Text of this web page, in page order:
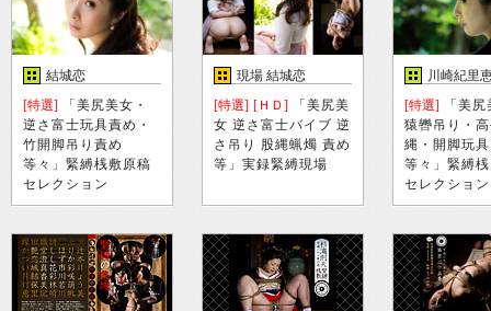
結城恋
[特選] 「美尻美女・
逆さ富士玩具責め・
竹開脚吊り責め
等々」緊縛桟敷原稿
セレクション
現場 結城恋
[特選] [ＨＤ] 「美尻美
女 逆さ富士バイブ 逆
さ吊り 股縄蝋燭 責め
等」実録緊縛現場
川崎紀里
[特選] 「美
猿轡吊り・
縄・開脚玩
等々」緊縛
セレクション